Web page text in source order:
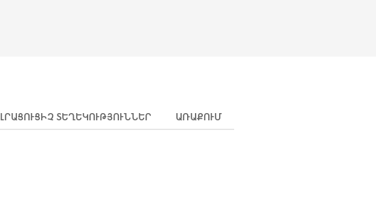
ԼՐԱՑՈՒՑԻՉ ՏԵՂԵԿՈՒԹՅՈՒՆՆԵՐ ԱՌԱՔՈՒՄ